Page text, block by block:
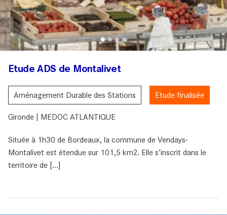
Etude ADS de Montalivet
Aménagement Durable des Stations Etude finalisée
Gironde | MEDOC ATLANTIQUE
Située à 1h30 de Bordeaux, la commune de Vendays-
Montalivet est étendue sur 101,5 km2. Elle s’inscrit dans le
territoire de [...]